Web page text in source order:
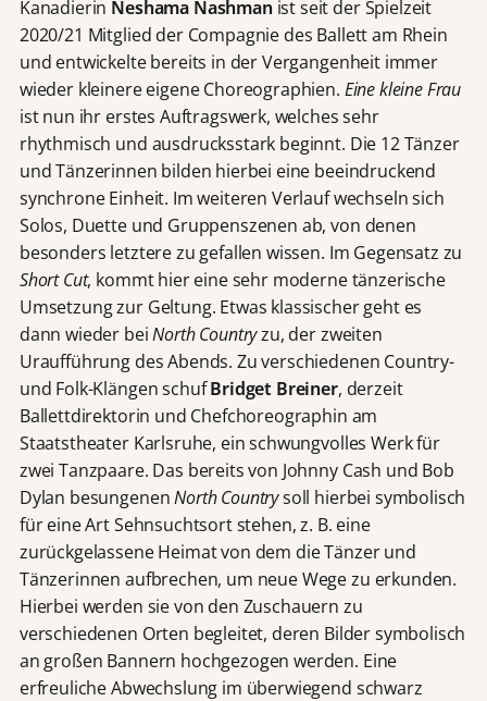
Kanadierin Neshama Nashmanist seit der Spielzeit
2020/21 Mitglied der Compagnie des Ballett am Rhein
und entwickelte bereits in der Vergangenheit immer
wieder kleinere eigene Choreographien. Eine kleine Frau
ist nun ihr erstes Auftragswerk, welches sehr
rhythmisch und ausdrucksstark beginnt. Die 12 Tänzer
und Tänzerinnen bilden hierbei eine beeindruckend
synchrone Einheit. Im weiteren Verlauf wechseln sich
Solos, Duette und Gruppenszenen ab, von denen
besonders letztere zu gefallen wissen. Im Gegensatz zu
Short Cut, kommt hier eine sehr moderne tänzerische
Umsetzung zur Geltung. Etwas klassischer geht es
dann wieder beiNorth Countryzu, der zweiten
Uraufführung des Abends. Zu verschiedenen Country-
und Folk-Klängen schufBridget Breiner, derzeit
Ballettdirektorin und Chefchoreographin am
Staatstheater Karlsruhe, ein schwungvolles Werk für
zwei Tanzpaare. Das bereits von Johnny Cash und Bob
Dylan besungenenNorth Countrysoll hierbei symbolisch
für eine Art Sehnsuchtsort stehen, z. B. eine
zurückgelassene Heimat von dem die Tänzer und
Tänzerinnen aufbrechen, um neue Wege zu erkunden.
Hierbei werden sie von den Zuschauern zu
verschiedenen Orten begleitet, deren Bilder symbolisch
an großen Bannern hochgezogen werden. Eine
erfreuliche Abwechslung im überwiegend schwarz